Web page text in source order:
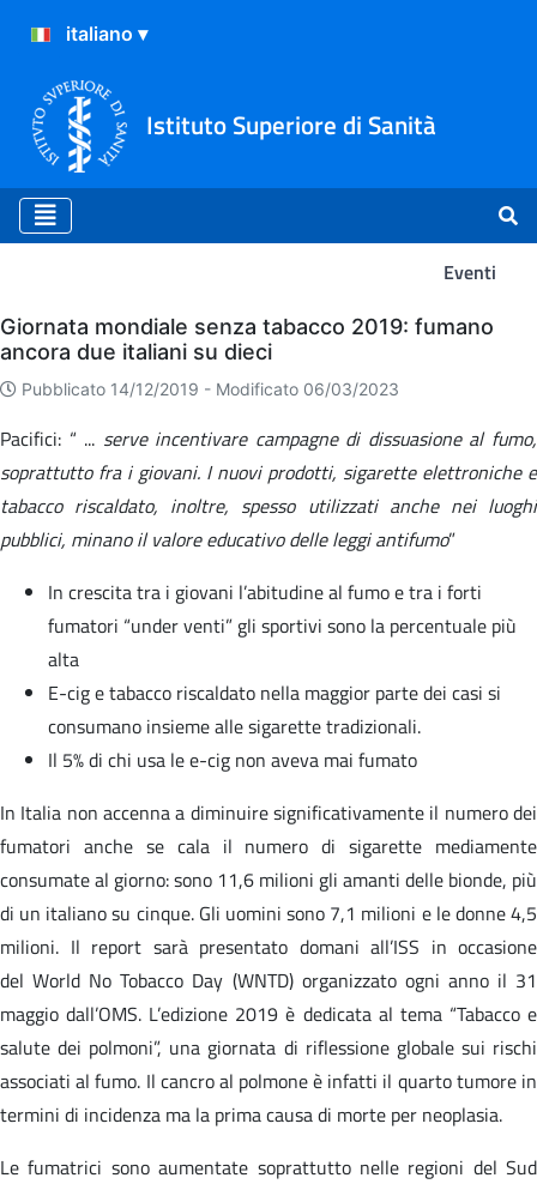
Istituto Superiore di Sanità
Eventi
Eventi
Giornata mondiale senza tabacco 2019: fumano
ancora due italiani su dieci
Pubblicato 14/12/2019 - Modificato 06/03/2023
Pacifici: “ ... serve incentivare campagne di dissuasione al fumo,
soprattutto fra i giovani. I nuovi prodotti, sigarette elettroniche e
tabacco riscaldato, inoltre, spesso utilizzati anche nei luoghi
pubblici, minano il valore educativo delle leggi antifumo”
In crescita tra i giovani l’abitudine al fumo e tra i forti
fumatori “under venti” gli sportivi sono la percentuale più
alta
E-cig e tabacco riscaldato nella maggior parte dei casi si
consumano insieme alle sigarette tradizionali.
Il 5% di chi usa le e-cig non aveva mai fumato
In Italia non accenna a diminuire significativamente il numero dei
fumatori anche se cala il numero di sigarette mediamente
consumate al giorno: sono 11,6 milioni gli amanti delle bionde, più
di un italiano su cinque. Gli uomini sono 7,1 milioni e le donne 4,5
milioni. Il report sarà presentato domani all’ISS in occasione
del World No Tobacco Day (WNTD) organizzato ogni anno il 31
maggio dall’OMS. L’edizione 2019 è dedicata al tema “Tabacco e
salute dei polmoni”, una giornata di riflessione globale sui rischi
associati al fumo. Il cancro al polmone è infatti il quarto tumore in
termini di incidenza ma la prima causa di morte per neoplasia.
Le fumatrici sono aumentate soprattutto nelle regioni del Sud